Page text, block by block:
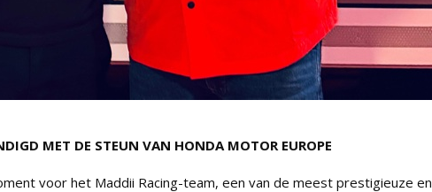
MET DE STEUN VAN HONDA MOTOR EUROPE
voor het Maddii Racing-team, een van de meest prestigieuze en